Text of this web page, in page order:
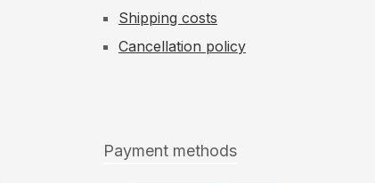
Shipping costs
Cancellation policy
Payment methods